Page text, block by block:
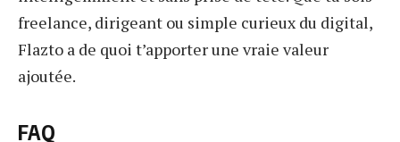
freelance, dirigeant ou simple curieux du digital,
Flazto a de quoi t’apporter une vraie valeur
ajoutée.
FAQ